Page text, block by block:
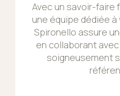
Avec un savoir-faire
une équipe dédiée
Spironello assure
en collaborant
soigneusement